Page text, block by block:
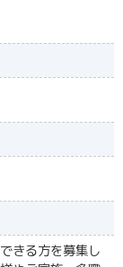
きる方を募集し